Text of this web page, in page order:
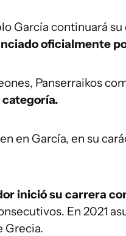
García continuará
oficialmente
Panserraikos
en García, en su
inició su carrera
En 2021
Grecia.